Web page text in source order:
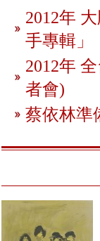
2012年
手專輯」
2012年
者會)
蔡依林準